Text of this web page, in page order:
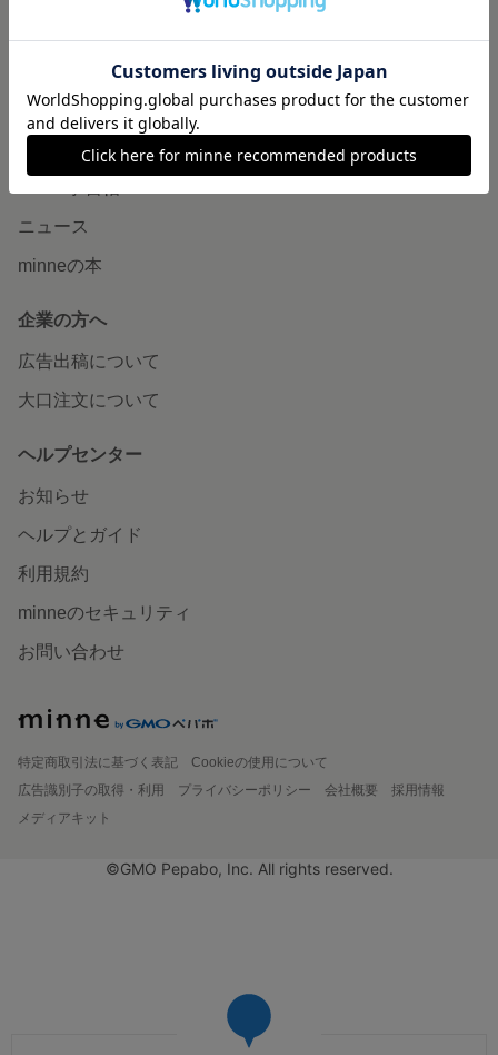
読みもの
minneとものづくりと
ニュース
minneの本
企業の方へ
広告出稿について
大口注文について
ヘルプセンター
お知らせ
ヘルプとガイド
利用規約
minneのセキュリティ
お問い合わせ
特定商取引法に基づく表記
Cookieの使用について
広告識別子の取得・利用
プライバシーポリシー 会社概要
採用情報
メディアキット
©GMO Pepabo, Inc. All rights reserved.